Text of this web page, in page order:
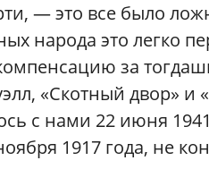
— это все было
народа это легко
за
«Скотный двор» и
с нами 22 июня
1917 года, не